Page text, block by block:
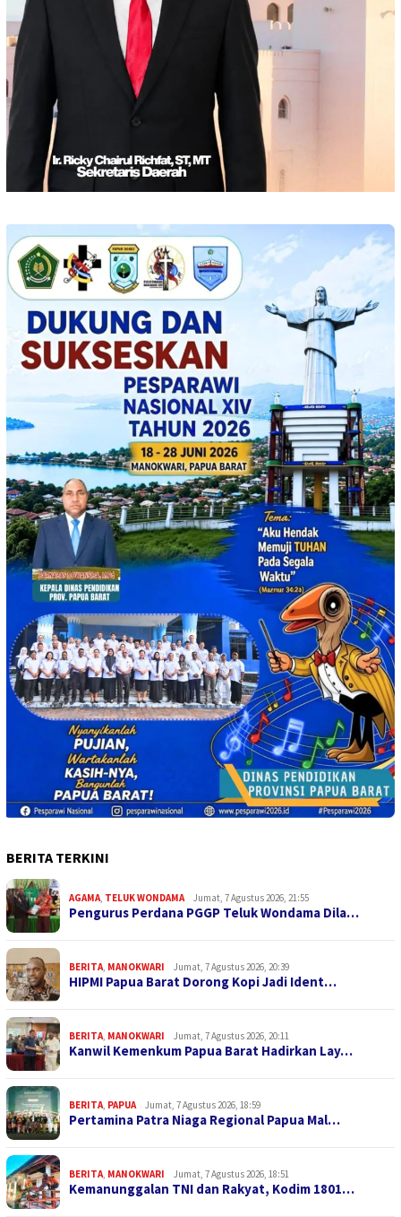
BERITA TERKINI
AGAMA TELUK WONDAMA Jumat, 7 Agustus 2026, 21:55
Pengurus Perdana PGGP Teluk Wondama Dila…
BERITA MANOKWARI Jumat, 7 Agustus 2026, 20:39
HIPMI Papua Barat Dorong Kopi Jadi Ident…
BERITA MANOKWARI Jumat, 7 Agustus 2026, 20:11
Kanwil Kemenkum Papua Barat Hadirkan Lay…
BERITA PAPUA Jumat, 7 Agustus 2026, 18:59
Pertamina Patra Niaga Regional Papua Mal…
BERITA MANOKWARI Jumat, 7 Agustus 2026, 18:51
Kemanunggalan TNI dan Rakyat, Kodim 1801…